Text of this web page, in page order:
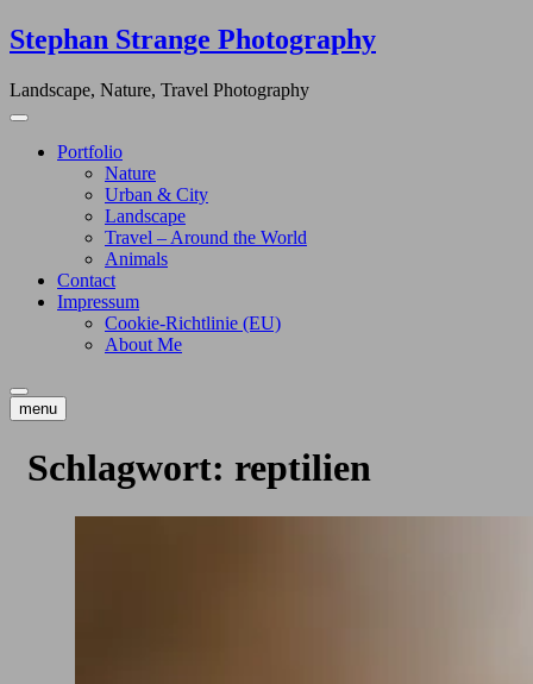
Skip
to
Stephan Strange Photography
Landscape, Nature, Travel Photography
Portfolio
Nature
Urban & City
Landscape
Travel – Around the World
Animals
Contact
Impressum
Cookie-Richtlinie (EU)
About Me
menu
Schlagwort: reptilien